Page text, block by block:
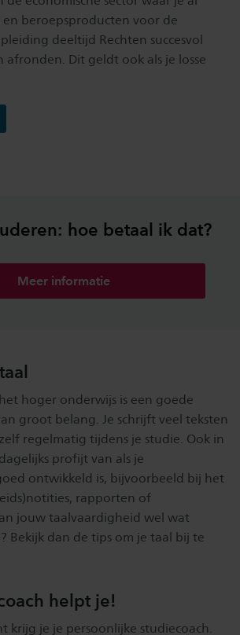
beroepsproducten voor de
deeltijd Rechten succesvol
Dit geldt ook als je losse
hoe betaal ik dat?
Meer informatie
hoger onderwijs is een goede
groot belang. Je schrijft veel teksten
regelmatig tijdens je studie. Ook in
profijt van als je
ontwikkeld is, bijvoorbeeld bij het
rapporten of
jouw taalvaardigheid wel wat
Bekijk dan de tips om je taal bij te
helpt je!
krijg je je persoonlijke studiecoach.